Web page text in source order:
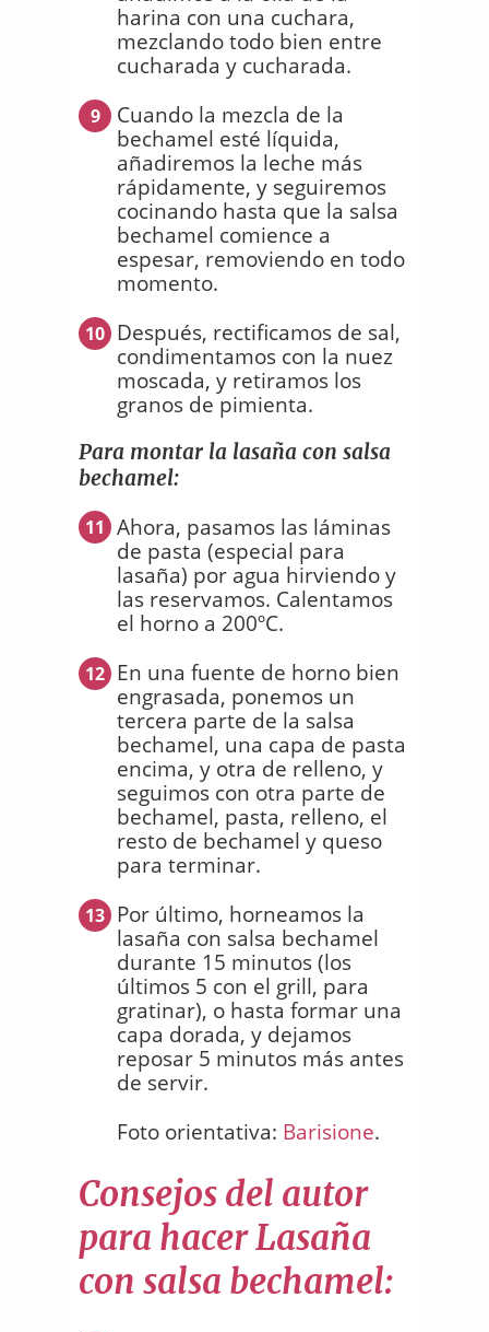
harina con una cuchara,
mezclando todo bien entre
cucharada y cucharada.
9
Cuando la mezcla de la
bechamel esté líquida,
añadiremos la leche más
rápidamente, y seguiremos
cocinando hasta que la salsa
bechamel comience a
espesar, removiendo en todo
momento.
10 Después, rectificamos de sal,
condimentamos con la nuez
moscada, y retiramos los
granos de pimienta.
Para montar la lasaña con salsa
bechamel:
11 Ahora, pasamos las láminas
de pasta (especial para
lasaña) por agua hirviendo y
las reservamos. Calentamos
el horno a 200ºC.
12 En una fuente de horno bien
engrasada, ponemos un
tercera parte de la salsa
bechamel, una capa de pasta
encima, y otra de relleno, y
seguimos con otra parte de
bechamel, pasta, relleno, el
resto de bechamel y queso
para terminar.
13 Por último, horneamos la
lasaña con salsa bechamel
durante 15 minutos (los
últimos 5 con el grill, para
gratinar), o hasta formar una
capa dorada, y dejamos
reposar 5 minutos más antes
de servir.
Foto orientativa: Barisione.
Consejos del autor
para hacer Lasaña
con salsa bechamel: